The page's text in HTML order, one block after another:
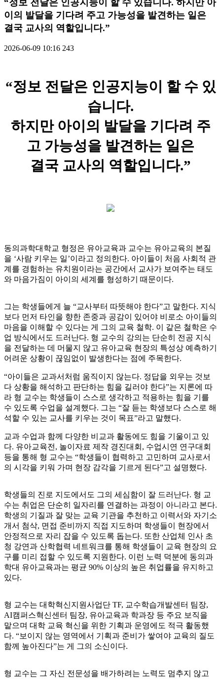
“정보 전달은 인공지능이 할 수 있습니다. 하지만 아
이의 발달을 기다려 주고 가능성을 발견하는 일은
결국 교사의 역할입니다.”
2026-06-09 10:16 243
“정보 전달은 인공지능이 할 수 있
습니다.
하지만 아이의 발달을 기다려 주
고 가능성을 발견하는 일은
결국 교사의 역할입니다.”
동의과학대학교 형정은 유아교육과 교수는 유아교육의 본질
을 ‘사람 키우는 일’이라고 정의한다. 아이들이 처음 사회적 관
계를 경험하는 유치원이라는 공간에서 교사가 보여주는 태도
와 마음가짐이 아이의 세계를 형성하기 때문이다.
그는 학생들에게 늘 “교사부터 따뜻해야 한다”고 말한다. 지식
보다 먼저 타인을 향한 존중과 공감이 있어야 비로소 아이들의
마음을 이해할 수 있다는 게 그의 교육 철학. 이 같은 철학은 수
업 방식에서도 드러난다. 형 교수의 강의는 단순히 전공 지식
을 전달하는 데 머물지 않고 유아교육 현장의 특성상 예측하기
어려운 상황이 끊임없이 발생한다는 점에 주목한다.
“아이들은 교과서처럼 움직이지 않는다. 정답을 외우는 것보
다 상황을 해석하고 판단하는 힘을 길러야 한다”는 지론에 따
라 형 교수는 학생들이 스스로 생각하고 적용하는 힘을 기를
수 있도록 수업을 설계했다. 그는 “잘 듣는 학생보다 스스로 해
석할 수 있는 교사를 키우는 것이 목표”라고 말했다.
교과 수업과 함께 다양한 비교과 활동에도 힘을 기울이고 있
다. 유아교육전, 놀이자료 제작 경진대회, 수업시연 연구대회
등을 통해 형 교수는 “학생들이 협력하고 고민하며 교사로서
의 시각을 키워 가며 현장 감각을 기르게 된다”고 설명했다.
학생들의 진로 지도에서도 그의 세심함이 잘 드러난다. 형 교
수는 취업은 단순히 일자리를 연결하는 과정이 아니라고 본다.
학생의 기질과 잘 맞는 교육 기관을 추천하고 이력서와 자기소
개서 첨삭, 면접 준비까지 직접 지도하며 학생들이 현장에서
안정적으로 자리 잡을 수 있도록 돕는다. 또한 산업체 인사 초
청 강연과 산학협력 네트워크를 통해 학생들이 교육 현장의 요
구를 미리 접할 수 있도록 지원한다. 이런 노력 덕분에 동의과
학대 유아교육과는 평균 90% 이상의 높은 취업률을 유지하고
있다.
형 교수는 대학혁신지원사업단 TF, 교수학습개발센터 팀장,
AI캠퍼스혁신센터 팀장, 유아교육과 학과장 등 주요 보직을
맡으며 대학 교육 혁신을 위한 기획과 운영에도 적극 활동했
다. “보이지 않는 영역에서 기획과 준비가 쌓여야 교육의 질도
함께 높아진다”는 게 그의 소신이다.
형 교수는 그 자신 전문성을 배가하려는 노력도 멈추지 않고